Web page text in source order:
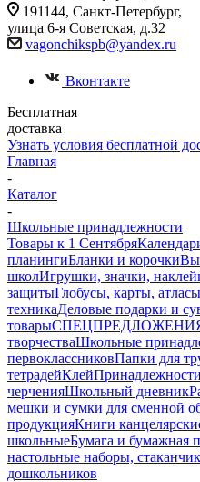
191144, Санкт-Петербург,
улица 6-я Советская, д.32
vagonchikspb@yandex.ru
Вконтакте
Бесплатная
доставка
Узнать условия бесплатной
Главная
-
Каталог
-
Школьные принадлежности
Товары к 1 Сентября
планингиБланки и корочки
школИгрушки, значки,
защитыГлобусы, карты, атласы
техникаДеловые подарки и
товары
творчестваШкольные
первоклассниковПапки для
тетрадейКлей
черченияШкольный дневник
мешки и сумки для сменной
продукцияКниги
школьныеБумага и бумажная
настольные наборы,
дошкольников